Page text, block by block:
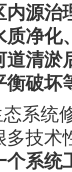
内源治
质净
道清淤
破坏
系统
多技术
个系统